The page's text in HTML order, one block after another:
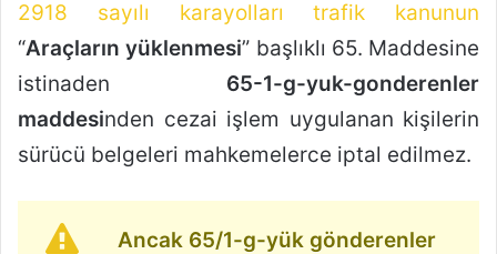
2918 sayılı karayolları trafik kanunun
“Araçların yüklenmesi” başlıklı 65. Maddesine
istinaden 65-1-g-yuk-gonderenler
maddesinden cezai işlem uygulanan kişilerin
sürücü belgeleri mahkemelerce iptal edilmez.
Ancak 65/1-g-yük gönderenler